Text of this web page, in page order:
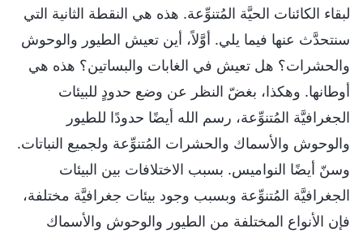
لبقاء الكائنات الحيَّة المُتنوِّعة. هذه هي النقطة الثانية التي
سنتحدَّث عنها فيما يلي. أوَّلاً، أين تعيش الطيور والوحوش
والحشرات؟ هل تعيش في الغابات والبساتين؟ هذه هي
أوطانها. وهكذا، بغضّ النظر عن وضع حدودٍ للبيئات
الجغرافيَّة المُتنوِّعة، رسم الله أيضًا حدودًا للطيور
والوحوش والأسماك والحشرات المُتنوِّعة ولجميع النباتات.
وسنّ أيضًا النواميس. بسبب الاختلافات بين البيئات
الجغرافيَّة المُتنوِّعة وبسبب وجود بيئات جغرافيَّة مختلفة،
فإن الأنواع المختلفة من الطيور والوحوش والأسماك